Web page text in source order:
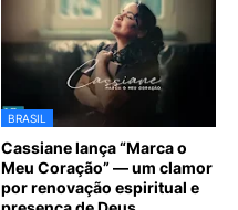
BRASIL
Cassiane lança “Marca o
Meu Coração” — um clamor
por renovação espiritual e